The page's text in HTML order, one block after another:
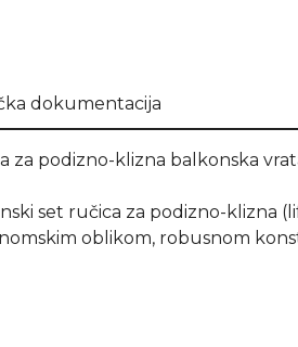
dokumentacija
za podizno-klizna balkonska
set ručica za podizno-klizna
oblikom, robusnom